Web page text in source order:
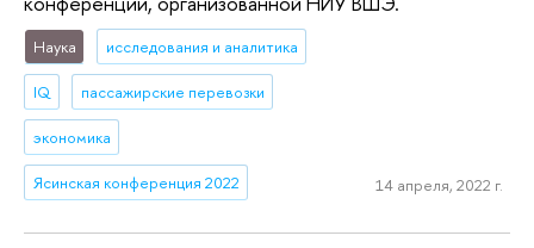
Наука исследования и аналитика
IQ пассажирские перевозки
экономика
Ясинская конференция 2022 14 апреля, 2022 г.